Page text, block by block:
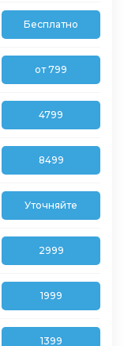
Бесплатно
от 799
4799
8499
Уточняйте
2999
1999
1399